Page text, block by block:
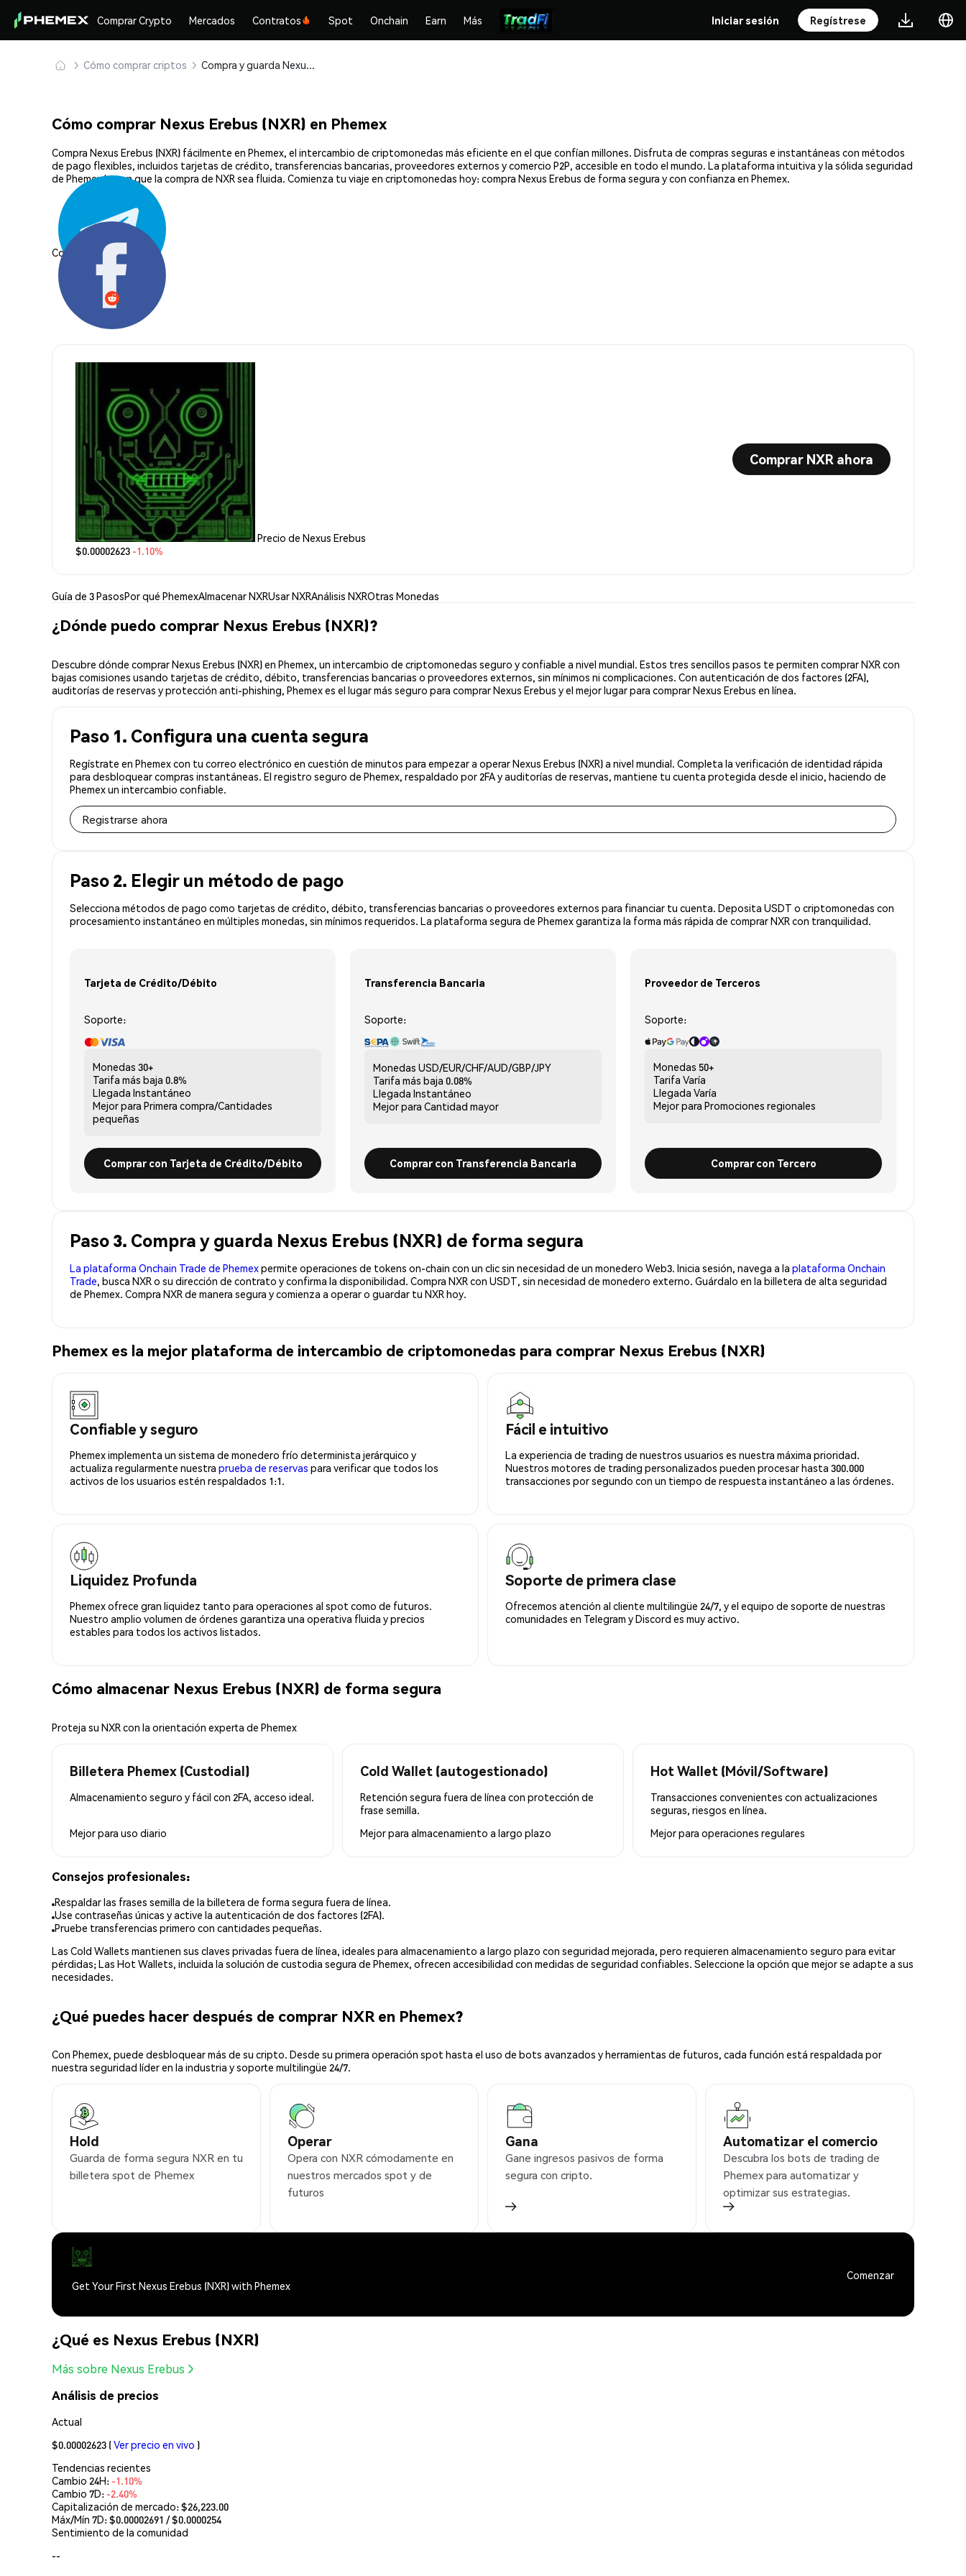
Comprar Crypto Mercados Contratos Spot Onchain Earn Más Iniciar sesión Regístrese
Cómo comprar criptos Compra y guarda Nexus Erebus (NXR) de forma segura
Cómo comprar Nexus Erebus (NXR) en Phemex
Compra Nexus Erebus (NXR) fácilmente en Phemex, el intercambio de criptomonedas más eficiente en el que confían millones. Disfruta de compras seguras e instantáneas con métodos
de pago flexibles, incluidos tarjetas de crédito, transferencias bancarias, proveedores externos y comercio P2P, accesible en todo el mundo. La plataforma intuitiva y la sólida seguridad
de Phemex hacen que la compra de NXR sea fluida. Comienza tu viaje en criptomonedas hoy: compra Nexus Erebus de forma segura y con confianza en Phemex.
Compartir:
Precio de Nexus Erebus
$0.00002623 -1.10%
Comprar NXR ahora
Guía de 3 PasosPor qué PhemexAlmacenar NXRUsar NXRAnálisis NXROtras Monedas
¿Dónde puedo comprar Nexus Erebus (NXR)?
Descubre dónde comprar Nexus Erebus (NXR) en Phemex, un intercambio de criptomonedas seguro y confiable a nivel mundial. Estos tres sencillos pasos te permiten comprar NXR con
bajas comisiones usando tarjetas de crédito, débito, transferencias bancarias o proveedores externos, sin mínimos ni complicaciones. Con autenticación de dos factores (2FA),
auditorías de reservas y protección anti-phishing, Phemex es el lugar más seguro para comprar Nexus Erebus y el mejor lugar para comprar Nexus Erebus en línea.
Paso 1. Configura una cuenta segura
Regístrate en Phemex con tu correo electrónico en cuestión de minutos para empezar a operar Nexus Erebus (NXR) a nivel mundial. Completa la verificación de identidad rápida
para desbloquear compras instantáneas. El registro seguro de Phemex, respaldado por 2FA y auditorías de reservas, mantiene tu cuenta protegida desde el inicio, haciendo de
Phemex un intercambio confiable.
Registrarse ahora
Paso 2. Elegir un método de pago
Selecciona métodos de pago como tarjetas de crédito, débito, transferencias bancarias o proveedores externos para financiar tu cuenta. Deposita USDT o criptomonedas con
procesamiento instantáneo en múltiples monedas, sin mínimos requeridos. La plataforma segura de Phemex garantiza la forma más rápida de comprar NXR con tranquilidad.
Tarjeta de Crédito/Débito
Soporte:
Monedas 30+
Tarifa más baja 0.8%
Llegada Instantáneo
Mejor para Primera compra/Cantidades
pequeñas
Comprar con Tarjeta de Crédito/Débito
Transferencia Bancaria
Soporte:
Monedas USD/EUR/CHF/AUD/GBP/JPY
Tarifa más baja 0.08%
Llegada Instantáneo
Mejor para Cantidad mayor
Comprar con Transferencia Bancaria
Proveedor de Terceros
Soporte:
Monedas 50+
Tarifa Varía
Llegada Varía
Mejor para Promociones regionales
Comprar con Tercero
Paso 3. Compra y guarda Nexus Erebus (NXR) de forma segura
La plataforma Onchain Trade de Phemexpermite operaciones de tokens on-chain con un clic sin necesidad de un monedero Web3. Inicia sesión, navega a la plataforma Onchain
Trade, busca NXR o su dirección de contrato y confirma la disponibilidad. Compra NXR con USDT, sin necesidad de monedero externo. Guárdalo en la billetera de alta seguridad
de Phemex. Compra NXR de manera segura y comienza a operar o guardar tu NXR hoy.
Phemex es la mejor plataforma de intercambio de criptomonedas para comprar Nexus Erebus (NXR)
Confiable y seguro
Phemex implementa un sistema de monedero frío determinista jerárquico y
actualiza regularmente nuestra prueba de reservas para verificar que todos los
activos de los usuarios estén respaldados 1:1.
Fácil e intuitivo
La experiencia de trading de nuestros usuarios es nuestra máxima prioridad.
Nuestros motores de trading personalizados pueden procesar hasta 300.000
transacciones por segundo con un tiempo de respuesta instantáneo a las órdenes.
Liquidez Profunda
Phemex ofrece gran liquidez tanto para operaciones al spot como de futuros.
Nuestro amplio volumen de órdenes garantiza una operativa fluida y precios
estables para todos los activos listados.
Soporte de primera clase
Ofrecemos atención al cliente multilingüe 24/7, y el equipo de soporte de nuestras
comunidades en Telegram y Discord es muy activo.
Cómo almacenar Nexus Erebus (NXR) de forma segura
Proteja su NXR con la orientación experta de Phemex
Billetera Phemex (Custodial)
Almacenamiento seguro y fácil con 2FA, acceso ideal.
Mejor para uso diario
Cold Wallet (autogestionado)
Retención segura fuera de línea con protección de
frase semilla.
Mejor para almacenamiento a largo plazo
Hot Wallet (Móvil/Software)
Transacciones convenientes con actualizaciones
seguras, riesgos en línea.
Mejor para operaciones regulares
Consejos profesionales:
Respaldar las frases semilla de la billetera de forma segura fuera de línea.
Use contraseñas únicas y active la autenticación de dos factores (2FA).
Pruebe transferencias primero con cantidades pequeñas.
Las Cold Wallets mantienen sus claves privadas fuera de línea, ideales para almacenamiento a largo plazo con seguridad mejorada, pero requieren almacenamiento seguro para evitar
pérdidas; Las Hot Wallets, incluida la solución de custodia segura de Phemex, ofrecen accesibilidad con medidas de seguridad confiables. Seleccione la opción que mejor se adapte a sus
necesidades.
¿Qué puedes hacer después de comprar NXR en Phemex?
Con Phemex, puede desbloquear más de su cripto. Desde su primera operación spot hasta el uso de bots avanzados y herramientas de futuros, cada función está respaldada por
nuestra seguridad líder en la industria y soporte multilingüe 24/7.
Hold
Guarda de forma segura NXR en tu
billetera spot de Phemex
Operar
Opera con NXR cómodamente en
nuestros mercados spot y de
futuros
Gana
Gane ingresos pasivos de forma
segura con cripto.
Automatizar el comercio
Descubra los bots de trading de
Phemex para automatizar y
optimizar sus estrategias.
Get Your First Nexus Erebus (NXR) with Phemex
Comenzar
¿Qué es Nexus Erebus (NXR)
Más sobre Nexus Erebus
Análisis de precios
Actual
$0.00002623 (Ver precio en vivo )
Tendencias recientes
Cambio 24H: -1.10%
Cambio 7D: -2.40%
Capitalización de mercado:$26,223.00
Máx/Mín 7D: $0.00002691 / $0.0000254
Sentimiento de la comunidad
--